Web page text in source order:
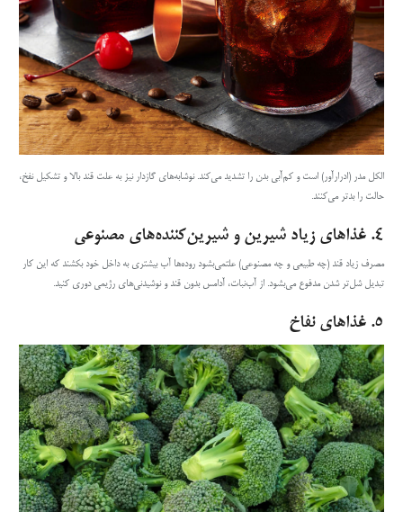
الکل مدر (ادرارآور) است و کم‌آبی بدن را تشدید می‌کند. نوشابه‌های گازدار نیز به علت قند بالا و تشکیل نفخ،
حالت را بدتر می‌کنند.
۴. غذاهای زیاد شیرین و شیرین‌کننده‌های مصنوعی
مصرف زیاد قند (چه طبیعی و چه مصنوعی) علتمی‌بشود روده‌ها آب بیشتری به داخل خود بکشند که این کار
تبدیل شل‌تر شدن مدفوع می‌بشود. از آب‌نبات، آدامس بدون قند و نوشیدنی‌های رژیمی دوری کنید.
۵. غذاهای نفاخ